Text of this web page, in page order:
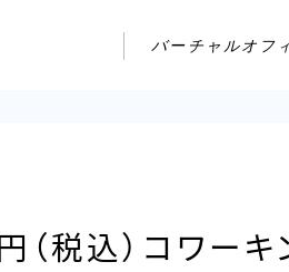
バーチャルオフ
税込）コワーキ